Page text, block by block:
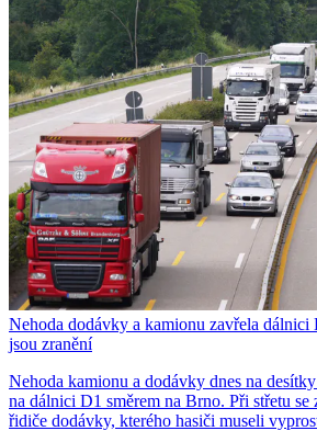
Nehoda dodávky a kamionu zavřela
jsou zranění
Nehoda kamionu a dodávky dnes na
na dálnici D1 směrem na Brno. Při střetu
řidiče dodávky, kterého hasiči museli